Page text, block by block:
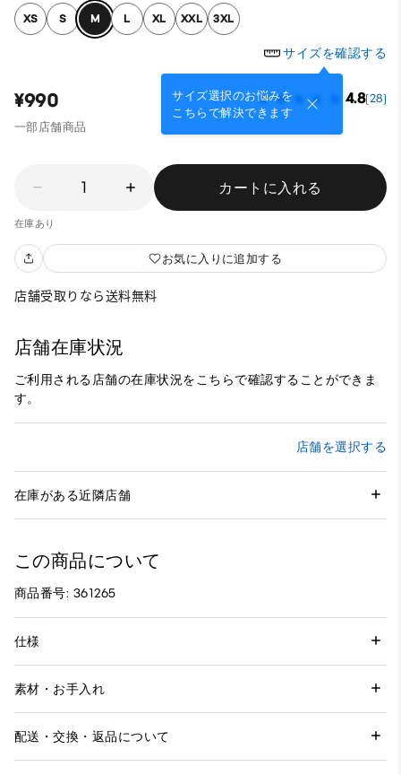
XS S M L XL XXL 3XL
サイズを確認する
サイズ選択のお悩みを
こちらで解決できます
¥990 4.8(28)
一部店舗商品
1 カートに入れる
在庫あり
お気に入りに追加する
店舗受取りなら送料無料
店舗在庫状況
ご利用される店舗の在庫状況をこちらで確認することができま
す。
店舗を選択する
在庫がある近隣店舗
この商品について
商品番号: 361265
仕様
素材・お手入れ
配送・交換・返品について